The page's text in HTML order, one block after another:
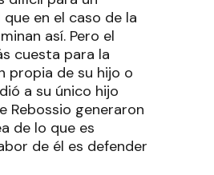
en el caso de la
así. Pero el
cuesta para la
propia de su hijo o
a su único hijo
Rebossio generaron
de lo que es
de él es defender